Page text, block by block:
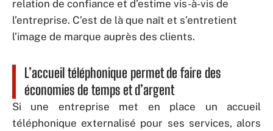
relation de confiance et d’estime vis-à-vis de
l’entreprise. C’est de là que naît et s’entretient
l’image de marque auprès des clients.
L’accueil téléphonique permet de faire des
économies de temps et d’argent
Si une entreprise met en place un accueil
téléphonique externalisé pour ses services, alors